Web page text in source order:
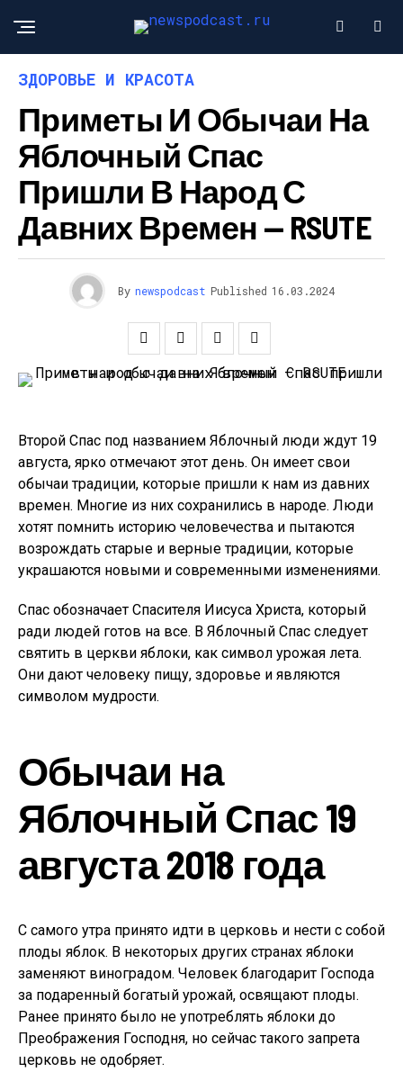
ЗДОРОВЬЕ И КРАСОТА
Приметы И Обычаи На
Яблочный Спас
Пришли В Народ С
Давних Времен — RSUTE
By newspodcast Published 16.03.2024
Второй Спас под названием Яблочный люди ждут 19
августа, ярко отмечают этот день. Он имеет свои
обычаи традиции, которые пришли к нам из давних
времен. Многие из них сохранились в народе. Люди
хотят помнить историю человечества и пытаются
возрождать старые и верные традиции, которые
украшаются новыми и современными изменениями.
Спас обозначает Спасителя Иисуса Христа, который
ради людей готов на все. В Яблочный Спас следует
святить в церкви яблоки, как символ урожая лета.
Они дают человеку пищу, здоровье и являются
символом мудрости.
Обычаи на
Яблочный Спас 19
августа 2018 года
С самого утра принято идти в церковь и нести с собой
плоды яблок. В некоторых других странах яблоки
заменяют виноградом. Человек благодарит Господа
за подаренный богатый урожай, освящают плоды.
Ранее принято было не употреблять яблоки до
Преображения Господня, но сейчас такого запрета
церковь не одобряет.